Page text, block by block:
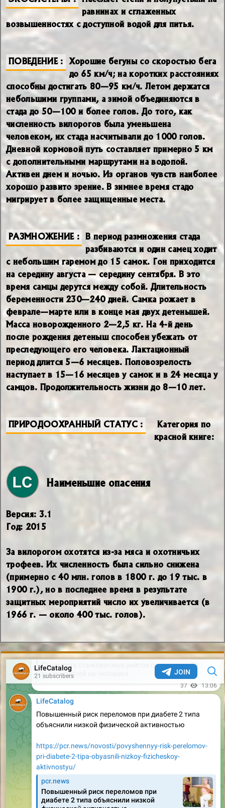
равнинах и сглаженных
возвышенностях с доступной водой для питья.
ПОВЕДЕНИЕ Хорошие бегуны со скоростью бега
до 65 км/ч; на коротких расстояниях
способны достигать 80—95 км/ч. Летом держатся
небольшими группами, а зимой объединяются в
стада до 50—100 и более голов. До того, как
численность вилорогов была уменьшена
человеком, их стада насчитывали до 1000 голов.
Дневной кормовой путь составляет примерно 5 км
с дополнительными маршрутами на водопой.
Активен днем и ночью. Из органов чувств наиболее
хорошо развито зрение. В зимнее время стадо
мигрирует в более защищенные места.
РАЗМНОЖЕНИЕ В период размножения стада
разбиваются и один самец ходит
с небольшим гаремом до 15 самок. Гон приходится
на середину августа — середину сентября. В это
время самцы дерутся между собой. Длительность
беременности 230—240 дней. Самка рожает в
феврале—марте или в конце мая двух детенышей.
Масса новорожденного 2—2,5 кг. На 4-й день
после рождения детеныш способен убежать от
преследующего его человека. Лактационный
период длится 5—6 месяцев. Половозрелость
наступает в 15—16 месяцев у самок и в 24 месяца у
самцов. Продолжительность жизни до 8—10 лет.
ПРИРОДООХРАННЫЙ СТАТУС Категория по
красной книге:
Наименьшие опасения
Версия: 3.1
Год: 2015
За вилорогом охотятся из-за мяса и охотничьих
трофеев. Их численность была сильно снижена
(примерно с 40 млн. голов в 1800 г. до 19 тыс. в
1900 г.), но в последнее время в результате
защитных мероприятий число их увеличивается (в
1966 г. — около 400 тыс. голов).